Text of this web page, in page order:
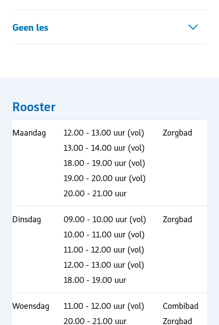
Geen les
Rooster
Maandag
12.00 - 13.00 uur (vol)
13.00 - 14.00 uur (vol)
18.00 - 19.00 uur (vol)
19.00 - 20.00 uur (vol)
20.00 - 21.00 uur
Zorgbad
Dinsdag
09.00 - 10.00 uur (vol)
10.00 - 11.00 uur (vol)
11.00 - 12.00 uur (vol)
12.00 - 13.00 uur (vol)
18.00 - 19.00 uur
Zorgbad
Woensdag
11.00 - 12.00 uur (vol)
20.00 - 21.00 uur
Combibad
Zorgbad